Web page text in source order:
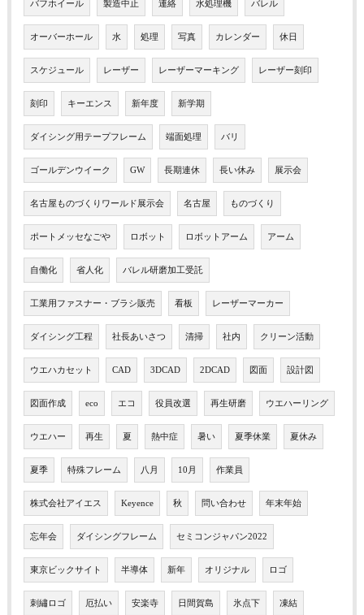
バフホイール 製造中止 連絡 水処理機 バレル
オーバーホール 水 処理 写真 カレンダー 休日
スケジュール レーザー レーザーマーキング レーザー刻印
刻印 キーエンス 新年度 新学期
ダイシング用テープフレーム 端面処理 バリ
ゴールデンウイーク GW 長期連休 長い休み 展示会
名古屋ものづくりワールド展示会 名古屋 ものづくり
ポートメッセなごや ロボット ロボットアーム アーム
自働化 省人化 バレル研磨加工受託
工業用ファスナー・ブラシ販売 看板 レーザーマーカー
ダイシング工程 社長あいさつ 清掃 社内 クリーン活動
ウエハカセット CAD 3DCAD 2DCAD 図面 設計図
図面作成 eco エコ 役員改選 再生研磨 ウエハーリング
ウエハー 再生 夏 熱中症 暑い 夏季休業 夏休み
夏季 特殊フレーム 八月 10月 作業員
株式会社アイエス Keyence 秋 問い合わせ 年末年始
忘年会 ダイシングフレーム セミコンジャパン2022
東京ビックサイト 半導体 新年 オリジナル ロゴ
刺繡ロゴ 厄払い 安楽寺 日間賀島 氷点下 凍結